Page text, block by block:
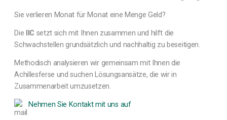
Sie verlieren Monat für Monat eine Menge Geld?
Die IIC setzt sich mit Ihnen zusammen und hilft die
Schwachstellen grundsätzlich und nachhaltig zu beseitigen.
Methodisch analysieren wir gemeinsam mit Ihnen die
Achillesferse und suchen Lösungsansätze, die wir in
Zusammenarbeit umzusetzen.
Nehmen Sie Kontakt mit uns auf